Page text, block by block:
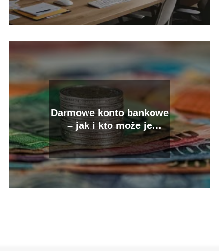
Darmowe konto bankowe
– jak i kto może je
założyć?